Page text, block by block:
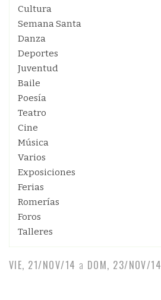
Cultura
Semana Santa
Danza
Deportes
Juventud
Baile
Poesía
Teatro
Cine
Música
Varios
Exposiciones
Ferias
Romerías
Foros
Talleres
VIE, 21/NOV/14 a DOM, 23/NOV/14